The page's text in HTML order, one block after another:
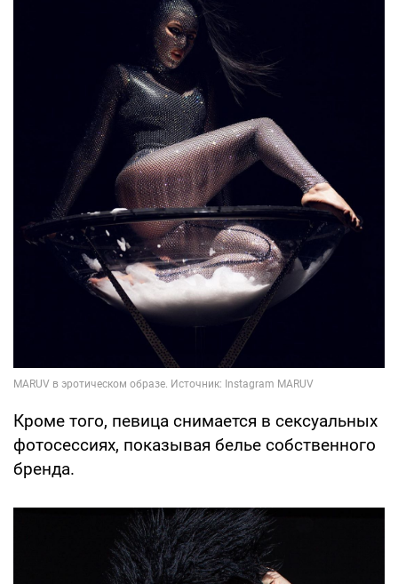
Кроме того, певица снимается в сексуальных
фотосессиях, показывая белье собственного
бренда.